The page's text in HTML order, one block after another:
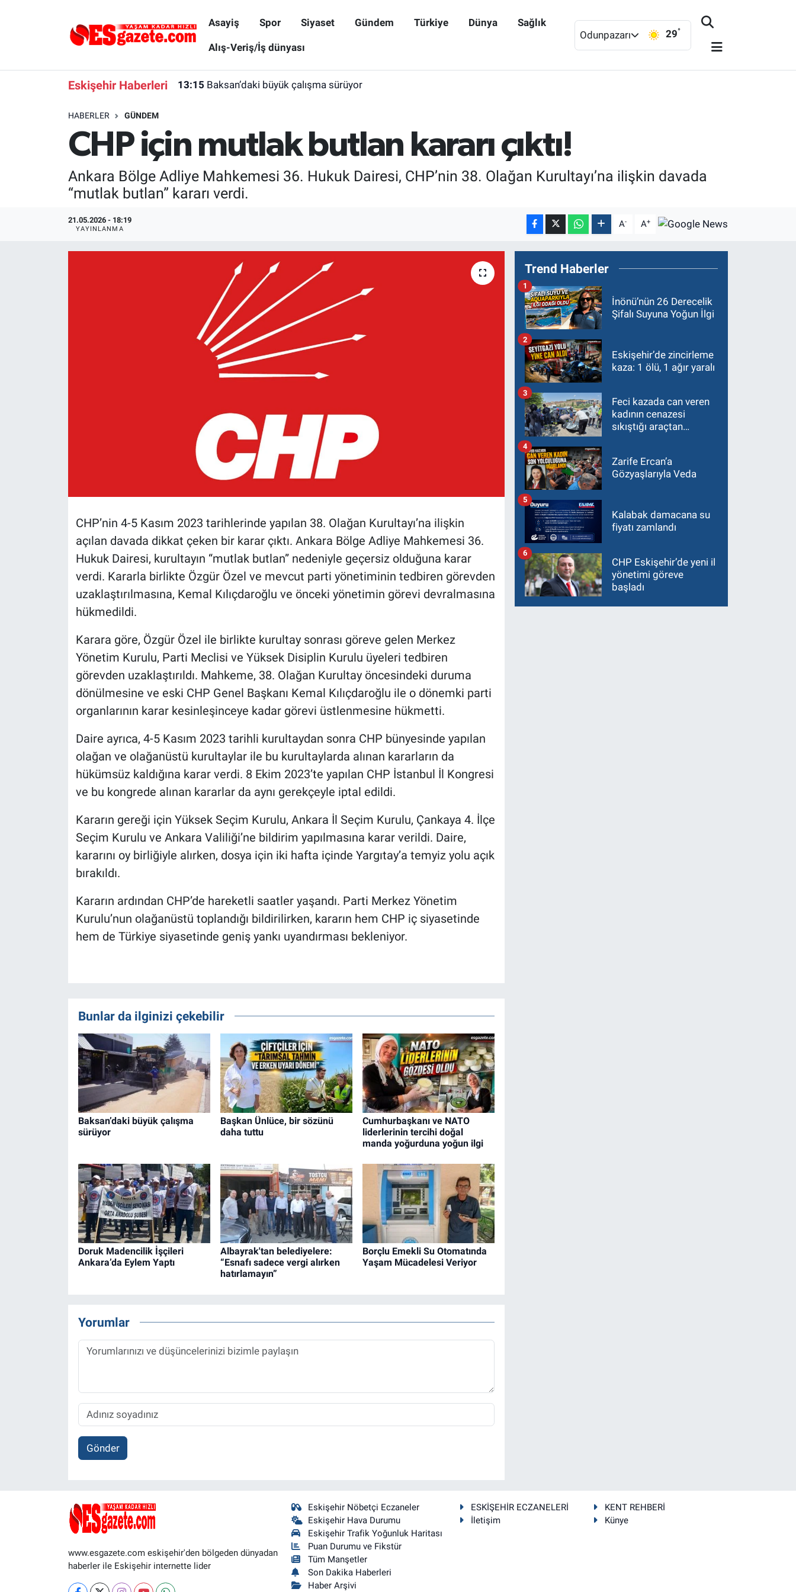
Asayiş Spor Siyaset Gündem Türkiye Dünya Sağlık
Alış-Veriş/İş dünyası
Odunpazarı 29°
Eskişehir Haberleri 13:15 Baksan’daki büyük çalışma sürüyor
HABERLER GÜNDEM
CHP için mutlak butlan kararı çıktı!
Ankara Bölge Adliye Mahkemesi 36. Hukuk Dairesi, CHP’nin 38. Olağan Kurultayı’na ilişkin davada
“mutlak butlan” kararı verdi.
21.05.2026 - 18:19
YAYINLANMA A- A+
CHP’nin 4-5 Kasım 2023 tarihlerinde yapılan 38. Olağan Kurultayı’na ilişkin
açılan davada dikkat çeken bir karar çıktı. Ankara Bölge Adliye Mahkemesi 36.
Hukuk Dairesi, kurultayın “mutlak butlan” nedeniyle geçersiz olduğuna karar
verdi. Kararla birlikte Özgür Özel ve mevcut parti yönetiminin tedbiren görevden
uzaklaştırılmasına, Kemal Kılıçdaroğlu ve önceki yönetimin görevi devralmasına
hükmedildi.
Karara göre, Özgür Özel ile birlikte kurultay sonrası göreve gelen Merkez
Yönetim Kurulu, Parti Meclisi ve Yüksek Disiplin Kurulu üyeleri tedbiren
görevden uzaklaştırıldı. Mahkeme, 38. Olağan Kurultay öncesindeki duruma
dönülmesine ve eski CHP Genel Başkanı Kemal Kılıçdaroğlu ile o dönemki parti
organlarının karar kesinleşinceye kadar görevi üstlenmesine hükmetti.
Daire ayrıca, 4-5 Kasım 2023 tarihli kurultaydan sonra CHP bünyesinde yapılan
olağan ve olağanüstü kurultaylar ile bu kurultaylarda alınan kararların da
hükümsüz kaldığına karar verdi. 8 Ekim 2023’te yapılan CHP İstanbul İl Kongresi
ve bu kongrede alınan kararlar da aynı gerekçeyle iptal edildi.
Kararın gereği için Yüksek Seçim Kurulu, Ankara İl Seçim Kurulu, Çankaya 4. İlçe
Seçim Kurulu ve Ankara Valiliği’ne bildirim yapılmasına karar verildi. Daire,
kararını oy birliğiyle alırken, dosya için iki hafta içinde Yargıtay’a temyiz yolu açık
bırakıldı.
Kararın ardından CHP’de hareketli saatler yaşandı. Parti Merkez Yönetim
Kurulu’nun olağanüstü toplandığı bildirilirken, kararın hem CHP iç siyasetinde
hem de Türkiye siyasetinde geniş yankı uyandırması bekleniyor.
Bunlar da ilginizi çekebilir
Baksan’daki büyük çalışma
sürüyor
Başkan Ünlüce, bir sözünü
daha tuttu
Cumhurbaşkanı ve NATO
liderlerinin tercihi doğal
manda yoğurduna yoğun ilgi
Doruk Madencilik İşçileri
Ankara’da Eylem Yaptı
Albayrak'tan belediyelere:
“Esnafı sadece vergi alırken
hatırlamayın”
Borçlu Emekli Su Otomatında
Yaşam Mücadelesi Veriyor
Yorumlar
Gönder
Trend Haberler
İnönü’nün 26 Derecelik
Şifalı Suyuna Yoğun İlgi
1
Eskişehir’de zincirleme
kaza: 1 ölü, 1 ağır yaralı
2
Feci kazada can veren
kadının cenazesi
sıkıştığı araçtan
3
Zarife Ercan’a
Gözyaşlarıyla Veda
4
Kalabak damacana su
fiyatı zamlandı
5
CHP Eskişehir’de yeni il
yönetimi göreve
başladı
6
www.esgazete.com eskişehir'den bölgeden dünyadan
haberler ile Eskişehir internette lider
Eskişehir Nöbetçi Eczaneler
Eskişehir Hava Durumu
Eskişehir Trafik Yoğunluk Haritası
Puan Durumu ve Fikstür
Tüm Manşetler
Son Dakika Haberleri
Haber Arşivi
ESKİŞEHİR ECZANELERİ
KENT REHBERİ
İletişim
Künye
Gündem
Eskişehirspor Arşivi
Ekonomi
Magazin
Bilim ve Teknoloji
Eskişehir Nöbetçi Eczaneler
Süper Lig Puan Durumu ve Fikstür
Son Dakika Haberleri
Haber Arşivi